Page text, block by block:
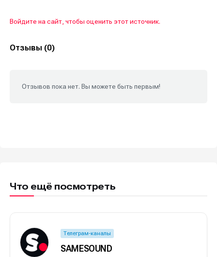
Войдите на сайт, чтобы оценить этот источник.
Отзывы (0)
Отзывов пока нет. Вы можете быть первым!
Что ещё посмотреть
Телеграм-каналы
SAMESOUND